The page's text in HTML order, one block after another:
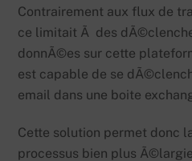
Contrairement aux flux de
ce limitait Ã des
donnÃ©es sur cette
est capable de se
email dans une boite
Cette solution permet donc
processus bien plus